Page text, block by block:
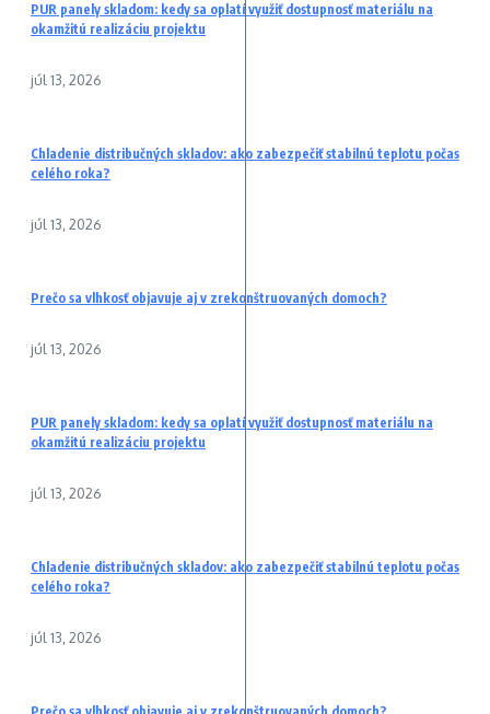
PUR panely skladom: kedy sa oplatí využiť dostupnosť materiálu na
okamžitú realizáciu projektu
júl 13, 2026
Chladenie distribučných skladov: ako zabezpečiť stabilnú teplotu počas
celého roka?
júl 13, 2026
Prečo sa vlhkosť objavuje aj v zrekonštruovaných domoch?
júl 13, 2026
PUR panely skladom: kedy sa oplatí využiť dostupnosť materiálu na
okamžitú realizáciu projektu
júl 13, 2026
Chladenie distribučných skladov: ako zabezpečiť stabilnú teplotu počas
celého roka?
júl 13, 2026